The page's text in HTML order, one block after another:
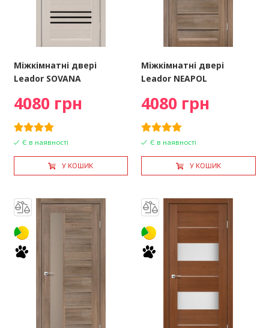
Міжкімнатні двері
Leador SOVANA
4080 грн
Є в наявності
У КОШИК
Міжкімнатні двері
Leador NEAPOL
4080 грн
Є в наявності
У КОШИК